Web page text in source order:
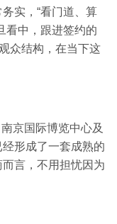
实，“看门道、算
看中，跟进签约的
众结构，在当下这
京国际博览中心及
形成了一套成熟的
言，不用担忧因为